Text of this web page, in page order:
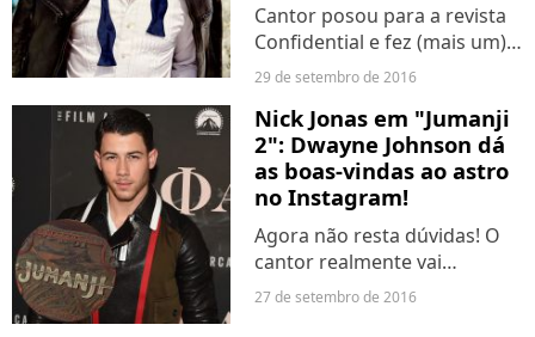
Cantor posou para a revista
Confidential e fez (mais um)
ensaio fotográfico incrível.
29 de setembro de 2016
Nick Jonas em "Jumanji
2": Dwayne Johnson dá
as boas-vindas ao astro
no Instagram!
Agora não resta dúvidas! O
cantor realmente vai
participar da produção.
27 de setembro de 2016